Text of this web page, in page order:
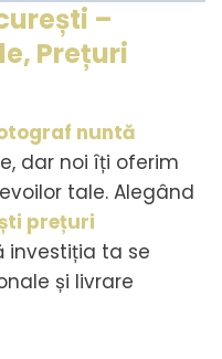
–
Prețuri
nuntă
dar noi îți oferim
tale. Alegând
prețuri
investiția ta se
și livrare